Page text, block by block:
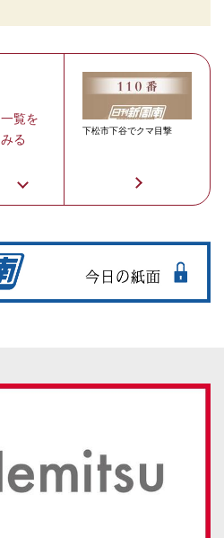
一覧を
みる
下松市下谷でクマ目撃